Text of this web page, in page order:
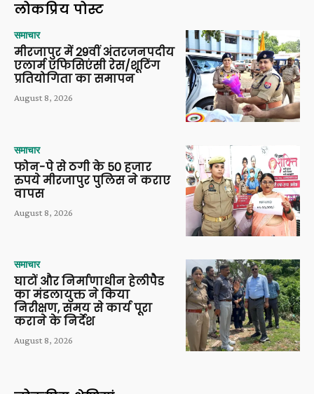
लोकप्रिय पोस्ट
समाचार
मीरजापुर में 29वीं अंतरजनपदीय
एलार्म एफिसिएंसी रेस/शूटिंग
प्रतियोगिता का समापन
August 8, 2026
समाचार
फोन-पे से ठगी के 50 हजार
रुपये मीरजापुर पुलिस ने कराए
वापस
August 8, 2026
समाचार
घाटों और निर्माणाधीन हेलीपैड
का मंडलायुक्त ने किया
निरीक्षण, समय से कार्य पूरा
कराने के निर्देश
August 8, 2026